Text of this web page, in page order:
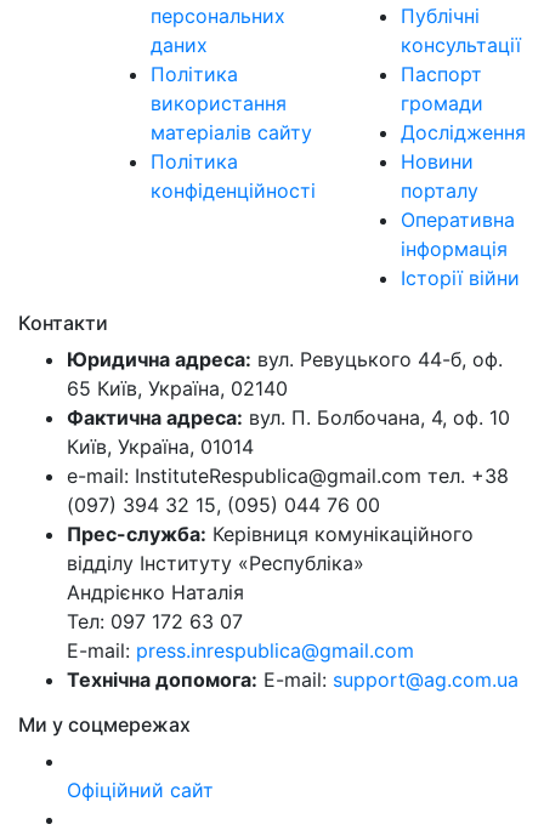
персональних
даних
Політика
використання
матеріалів сайту
Політика
конфіденційності
Публічні
консультації
Паспорт
громади
Дослідження
Новини
порталу
Оперативна
інформація
Історії війни
Контакти
Юридична адреса: вул. Ревуцького 44-б, оф.
65 Київ, Україна, 02140
Фактична адреса: вул. П. Болбочана, 4, оф. 10
Київ, Україна, 01014
e-mail: InstituteRespublica@gmail.com тел. +38
(097) 394 32 15, (095) 044 76 00
Прес-служба: Керівниця комунікаційного
відділу Інституту «Республіка»
Андрієнко Наталія
Тел: 097 172 63 07
E-mail: press.inrespublica@gmail.com
Технічна допомога: E-mail: support@ag.com.ua
Ми у соцмережах
Офіційний сайт